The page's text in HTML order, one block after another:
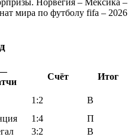
Норвегия – Мексика –
мира по футболу fifa – 2026
Счёт Итог
1:2
В
1:4
П
3:2
В